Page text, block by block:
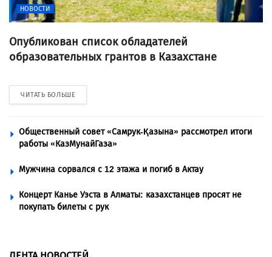
НОВОСТИ
Опубликован список обладателей
образовательных грантов в Казахстане
ЧИТАТЬ БОЛЬШЕ
Общественный совет «Самрук-Қазына» рассмотрел итоги
работы «КазМунайГаза»
Мужчина сорвался с 12 этажа и погиб в Актау
Концерт Канье Уэста в Алматы: казахстанцев просят не
покупать билеты с рук